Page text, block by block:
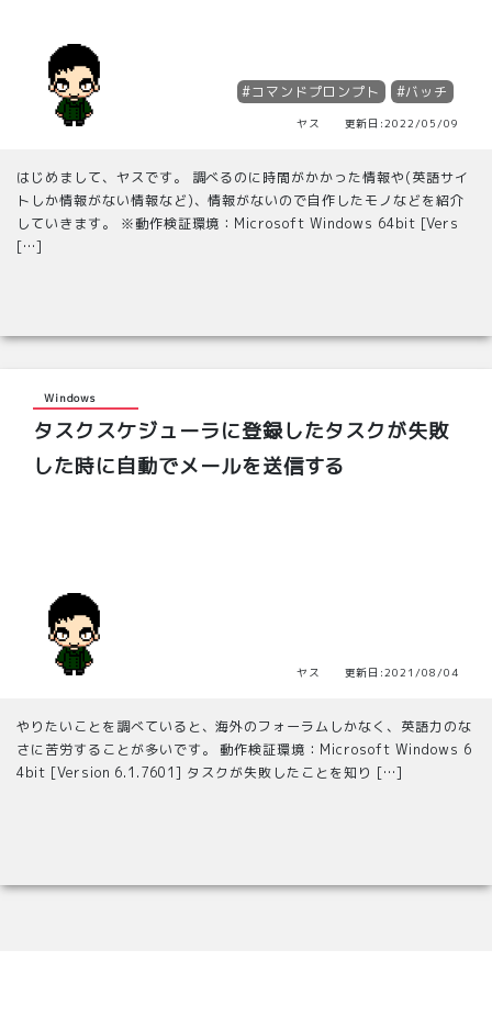
#コマンドプロンプト #バッチ
ヤス 更新日:2022/05/09
はじめまして、ヤスです。 調べるのに時間がかかった情報や(英語サイ
トしか情報がない情報など)、情報がないので自作したモノなどを紹介
していきます。 ※動作検証環境：Microsoft Windows 64bit [Vers
[…]
Windows
タスクスケジューラに登録したタスクが失敗
した時に自動でメールを送信する
ヤス 更新日:2021/08/04
やりたいことを調べていると、海外のフォーラムしかなく、英語力のな
さに苦労することが多いです。 動作検証環境：Microsoft Windows 6
4bit [Version 6.1.7601] タスクが失敗したことを知り […]